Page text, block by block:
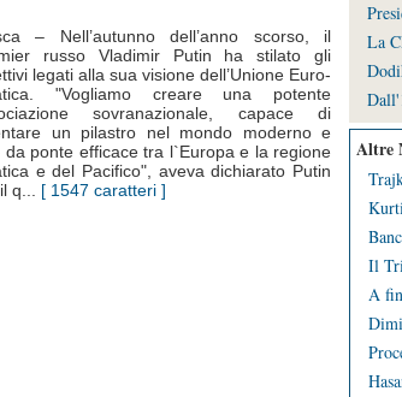
– Nell’autunno dell’anno scorso, il
russo Vladimir Putin ha stilato gli
legati alla sua visione dell’Unione Euro-
"Vogliamo creare una potente
sovranazionale, capace di
un pilastro nel mondo moderno e
da ponte efficace tra l`Europa e la regione
e del Pacifico", aveva dichiarato Putin
q... [ 1547 caratteri ]
La
Altre
Il
A